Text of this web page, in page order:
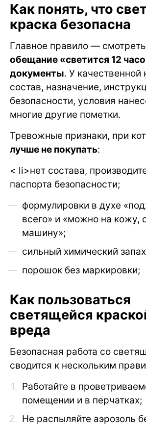
Как понять, что
краска безопасна
Главное правило — смотреть
обещание «светится 12
документы. У качественной
состав, назначение,
безопасности, условия
многие другие пометки.
Тревожные признаки, при
лучше не покупать:
< li>нет состава,
паспорта безопасности;
формулировки в духе
всего» и «можно на кожу,
машину»;
сильный химический
порошок без маркировки;
Как пользоваться
светящейся
вреда
Безопасная работа со
сводится к нескольким
Работайте в
помещении и в перчатках;
Не распыляйте аэрозоль